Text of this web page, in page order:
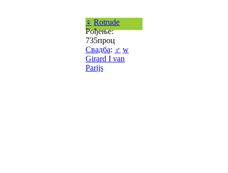
♀ Rotrude
Рођење:
735проц
Свадба: ♂ w
Girard I van
Parijs